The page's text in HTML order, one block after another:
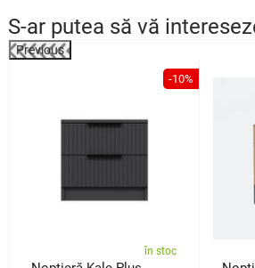
S-ar putea să vă
Previous
-10%
în stoc